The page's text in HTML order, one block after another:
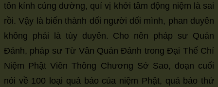
tôn kính cúng dường, quí vị khởi tâm động niệm là sai
rồi. Vậy là biến thành dối người dối mình, phan duyên
không phải là tùy duyên. Cho nên pháp sư Quán
Đảnh, pháp sư Từ Vân Quán Đảnh trong Đại Thế Chí
Niệm Phật Viên Thông Chương Sớ Sao, đoạn cuối
nói về 100 loại quả báo của niệm Phật, quả báo thứ